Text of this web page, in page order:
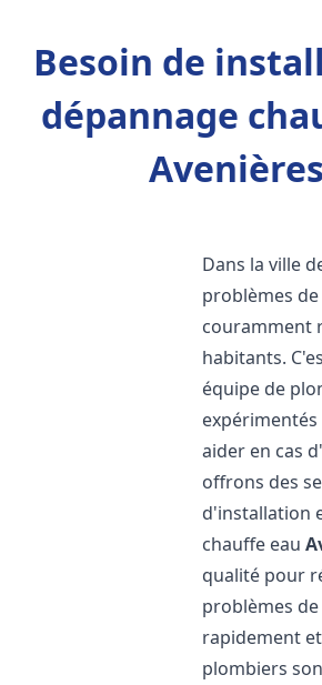
Besoin de
dépannage
Dans la ville
problèmes
couramment
habitants.
équipe de
aider en cas
offrons des
d'installation
chauffe eau
qualité pour
problèmes
rapidement
plombiers